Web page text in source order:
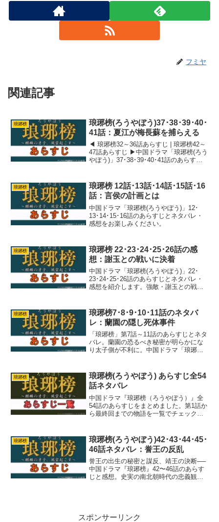
フミヤ
関連記事
琅琊榜
琅琊榜(ろうやぼう)37･38･39･40･
41話：夏江が梅長蘇を捕らえる
◀ 琅琊榜32～36話あらすじ | 琅琊榜42～
47話あらすじ ▶中国ドラマ「琅琊榜(ろう
やぼう)」37･38･39･40･41話のあらすじ
蘇と靖王の間に溝ができてしま...
琅琊榜
琅琊榜 12話･13話･14話･15話･16
話：言侯の計画とは
中国ドラマ「琅琊榜(ろうやぼう)」12･
13･14･15･16話のあらすじとネタバレ・
感想をお楽しみください。
琅琊榜
琅琊榜 22･23･24･25･26話の感
想：謝玉との戦いに決着
中国ドラマ「琅琊榜(ろうやぼう)」22･
23･24･25･26話のあらすじとネタバレ・
感想を紹介します。強敵・謝玉との戦い
琅琊榜
琅琊榜7･8･9･10･11話のネタバ
レ：蘭園の隠し死体事件
「琅琊榜」第7話～11話のあらすじとネタ
バレ。蘭園の恐るべき秘密が明らかにな
り太子側が不利に。中国ドラマ「琅琊榜
琅琊榜
琅琊榜(ろうやぼう) あらすじ全54
話ネタバレ
中国ドラマ『琅琊榜（ろうやぼう）』全
54話のあらすじをまとめました。第1話か
ら最終回までの物語を一覧でチェックで
琅琊榜
琅琊榜(ろうやぼう)42･43･44･45･
46話ネタバレ：誉王の反乱
誉王の出生の秘密と謀反、靖王の決断──
中国ドラマ『琅琊榜』42〜46話のあらす
じと感想。史実の南北朝時代の忠義観と
スポンサーリンク